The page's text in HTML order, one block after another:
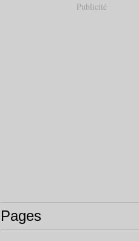
Publicité
Pages